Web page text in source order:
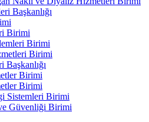
Başkanlığı
Birimi
Birimi
Birimi
Başkanlığı
Birimi
Birimi
Sistemleri Birimi
Güvenliği Birimi